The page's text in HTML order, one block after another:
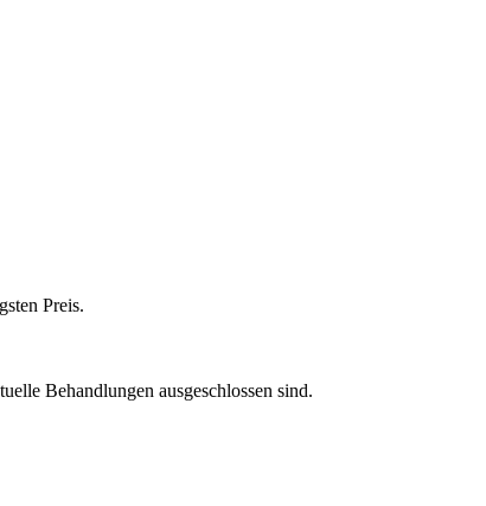
Preis.
Behandlungen ausgeschlossen sind.